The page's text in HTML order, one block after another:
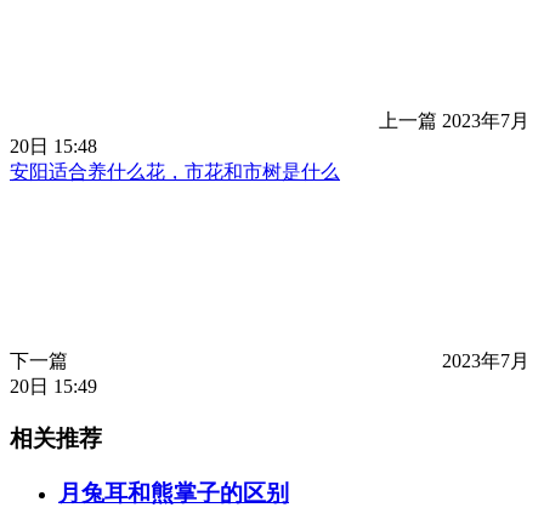
上一篇 2023年7月
20日 15:48
安阳适合养什么花，市花和市树是什么
下一篇
2023年7月
20日 15:49
相关推荐
月兔耳和熊掌子的区别